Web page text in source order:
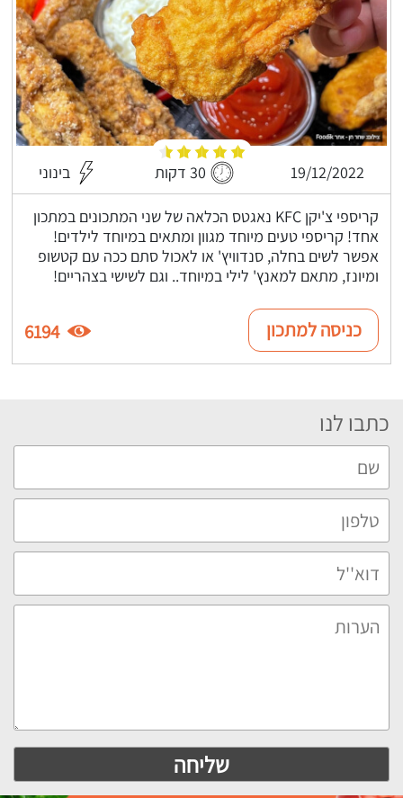
19/12/2022 30 דקות בינוני
קריספי צ'יקן KFC נאגטס הכלאה של שני המתכונים במתכון
אחד! קריספי טעים מיוחד מגוון ומתאים במיוחד לילדים!
אפשר לשים בחלה, סנדוויץ' או לאכול סתם ככה עם קטשופ
ומיונז, מתאם למאנץ' לילי במיוחד.. וגם לשישי בצהריים!
כניסה למתכון 6194
כתבו לנו